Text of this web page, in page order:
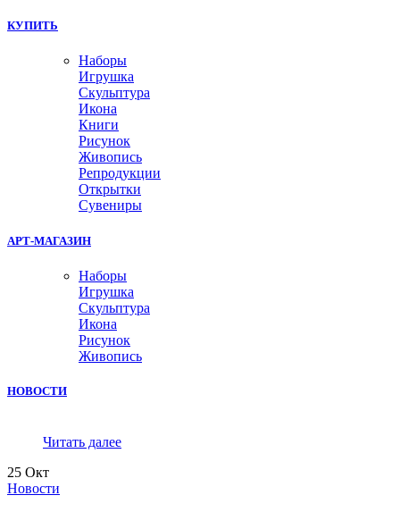
КУПИТЬ
Наборы
Игрушка
Скульптура
Икона
Книги
Рисунок
Живопись
Репродукции
Открытки
Сувениры
АРТ-МАГАЗИН
Наборы
Игрушка
Скульптура
Икона
Рисунок
Живопись
НОВОСТИ
Читать далее
25 Окт
Новости